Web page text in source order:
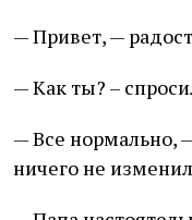
— Привет, —
— Как ты? –
— Все нормально,
ничего не